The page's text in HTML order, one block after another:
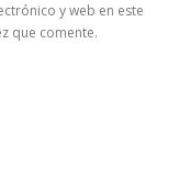
y web en este
que comente.